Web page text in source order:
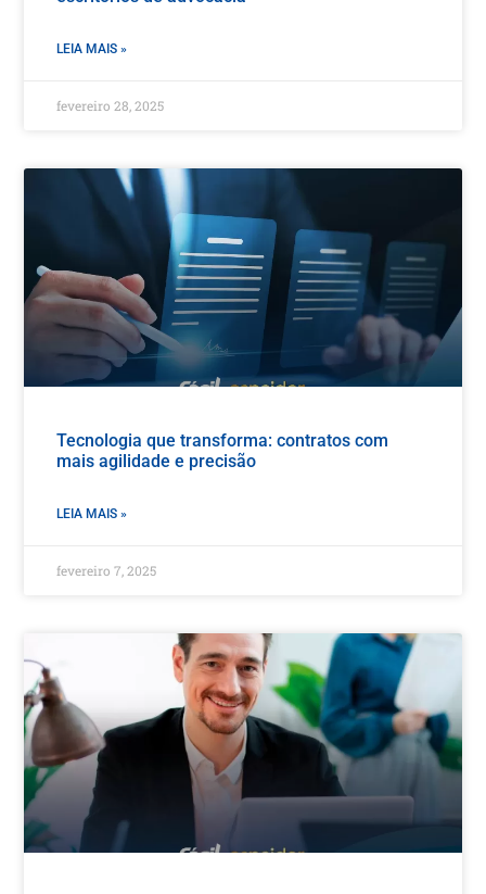
LEIA MAIS »
fevereiro 28, 2025
Tecnologia que transforma: contratos com
mais agilidade e precisão
LEIA MAIS »
fevereiro 7, 2025